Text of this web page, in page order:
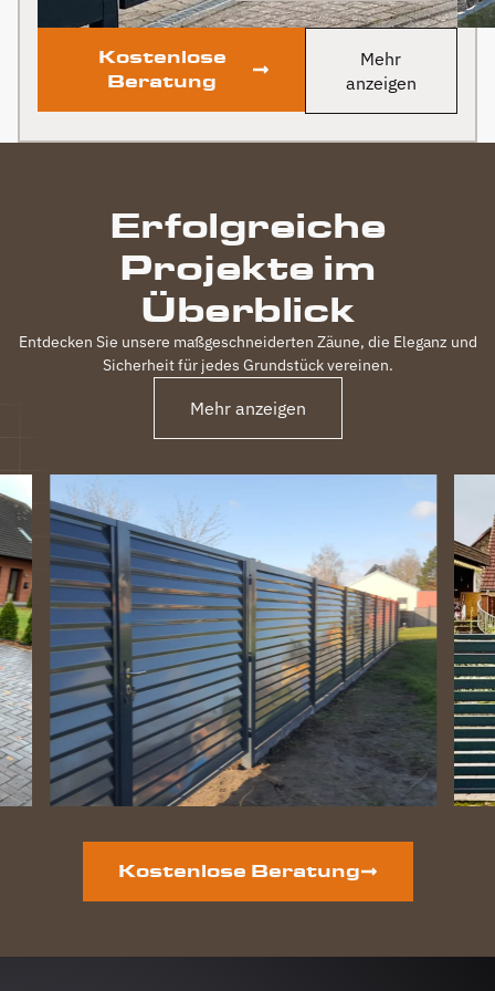
Kostenlose
Beratung
Mehr
anzeigen
Erfolgreiche
Projekte im
Überblick
Entdecken Sie unsere maßgeschneiderten Zäune, die Eleganz und
Sicherheit für jedes Grundstück vereinen.
Mehr anzeigen
Kostenlose Beratung